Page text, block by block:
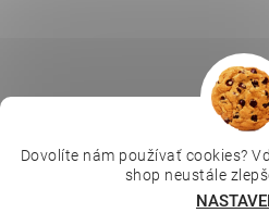
Depilujeme.cz | Kosmetická škola |
MikroArt |
Dovolíte nám používať cookies?
shop neustále